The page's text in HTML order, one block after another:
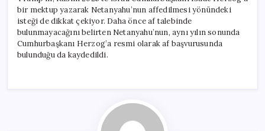
bir mektup yazarak Netanyahu’nun affedilmesi yönündeki
isteği de dikkat çekiyor. Daha önce af talebinde
bulunmayacağını belirten Netanyahu’nun, aynı yılın sonunda
Cumhurbaşkanı Herzog’a resmi olarak af başvurusunda
bulunduğu da kaydedildi.